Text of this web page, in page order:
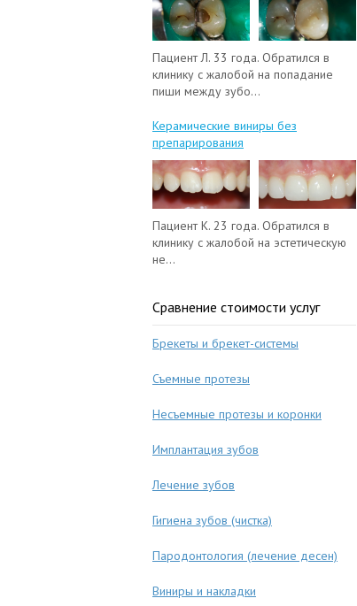
Пациент Л. 33 года. Обратился в
клинику с жалобой на попадание
пиши между зубо...
Керамические виниры без
препарирования
Пациент К. 23 года. Обратился в
клинику с жалобой на эстетическую
не...
Сравнение стоимости услуг
Брекеты и брекет-системы
Съемные протезы
Несъемные протезы и коронки
Имплантация зубов
Лечение зубов
Гигиена зубов (чистка)
Пародонтология (лечение десен)
Виниры и накладки